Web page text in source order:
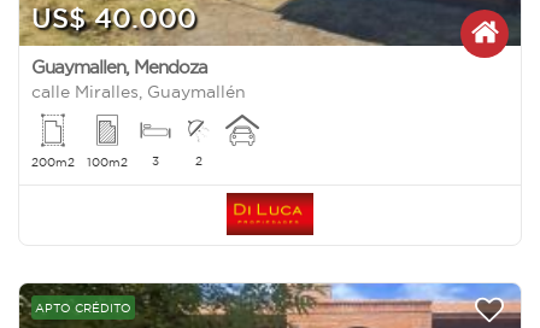
US$ 40.000
Guaymallen, Mendoza
calle Miralles, Guaymallén
200m2 100m2 3 2
APTO CRÉDITO